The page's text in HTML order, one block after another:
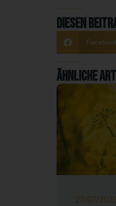
Diesen
Ähnliche
27/07/